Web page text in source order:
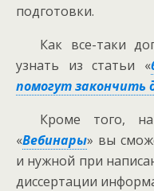
подготовки.
Как все-таки
узнать из статьи «
помогут закончить
Кроме того,
«Вебинары» вы
и нужной при
диссертации